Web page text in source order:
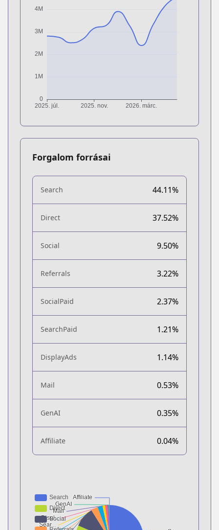
Forgalom forrásai
Search 44.11%
Direct 37.52%
Social 9.50%
Referrals 3.22%
SocialPaid 2.37%
SearchPaid 1.21%
DisplayAds 1.14%
Mail 0.53%
GenAI 0.35%
Affiliate 0.04%